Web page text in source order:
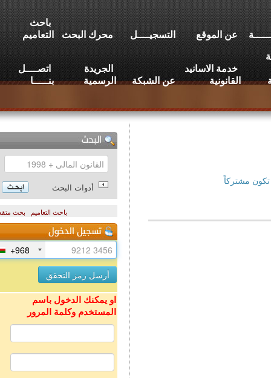
عن الموقع التسجيــــل محرك البحث
باحث
التعاميم
خدمة الاسانيد
القانونية
عن الشبكة
الجريدة
الرسمية
اتصــــل
بنـــــا
أدوات البحث
باحث التعاميم بحث متقدم
+968
او يمكنك الدخول باسم
المستخدم وكلمة المرور